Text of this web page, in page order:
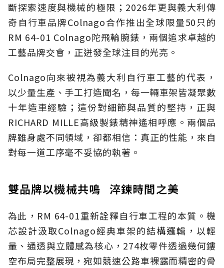
斷探索速度與機械的極限；2026年更與義大利傳
奇自行車品牌Colnago合作推出全球限量50只的
RM 64-01 Colnago陀飛輪腕錶，兩個追求卓越的
工藝品牌交會，正迸發全球注目的光亮。
Colnago向來被視為義大利自行車工藝的代表，
以少量生產、手工打造聞名，每一輛車架皆凝聚數
十年造車經驗；這份對細節與品質的堅持，正與
RICHARD MILLE高級製錶精神遙相呼應。兩個品
牌雖身處不同領域，卻都相信：真正的性能，來自
對每一道工序毫不妥協的執著。
雙品牌以機械共鳴 淬鍊時間之美
為此，RM 64-01重新詮釋自行車工程的本質。機
芯設計汲取Colnago經典車架的結構邏輯，以輕
量、通透與立體感為核心，274枚零件透過幾何鏤
空布局完整展現，宛如競速公路車裸露而精密的骨